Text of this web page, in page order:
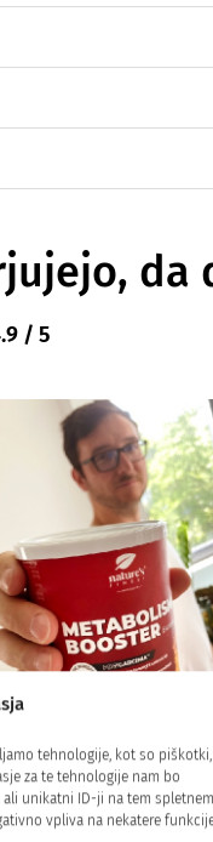
tehnologije, kot so piškotki,
za te tehnologije nam bo
unikatni ID-ji na tem spletnem
vpliva na nekatere
da
/ 5
5/5
Booster mi je